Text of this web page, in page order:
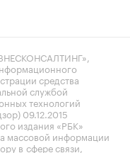
средства
службой
технологий
09.12.2015
издания «РБК»
массовой информации
в сфере связи,